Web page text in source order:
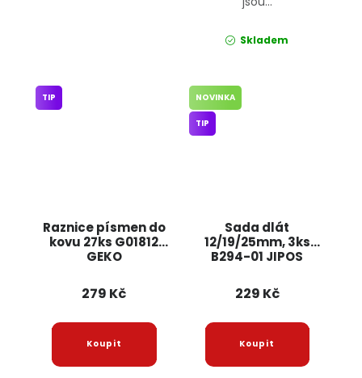
Skladem
Raznice písmen do
kovu 27ks G01812
GEKO
TIP
279 Kč
Sada dlát
12/19/25mm, 3ks
B294-01 JIPOS
NOVINKA
TIP
229 Kč